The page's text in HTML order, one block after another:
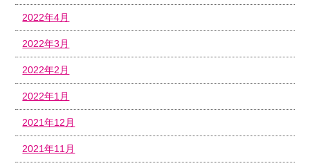
2022年4月
2022年3月
2022年2月
2022年1月
2021年12月
2021年11月